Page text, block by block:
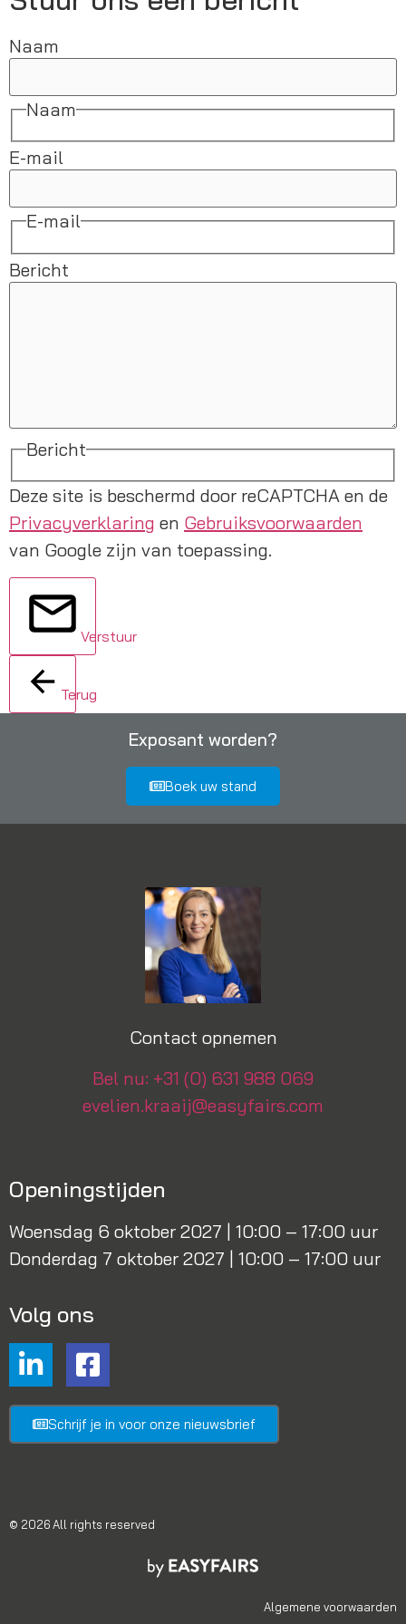
Naam
Naam
E-mail
E-mail
Bericht
Bericht
Deze site is beschermd door reCAPTCHA en de
Privacyverklaring en Gebruiksvoorwaarden
van Google zijn van toepassing.
Verstuur
Terug
Exposant worden?
Boek uw stand
Contact opnemen
Bel nu: +31 (0) 631 988 069
evelien.kraaij@easyfairs.com
Openingstijden
Woensdag 6 oktober 2027 | 10:00 – 17:00 uur
Donderdag 7 oktober 2027 | 10:00 – 17:00 uur
Volg ons
Schrijf je in voor onze nieuwsbrief
© 2026 All rights reserved
Algemene voorwaarden